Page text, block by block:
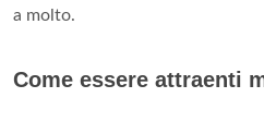
a molto.
Come essere attraenti